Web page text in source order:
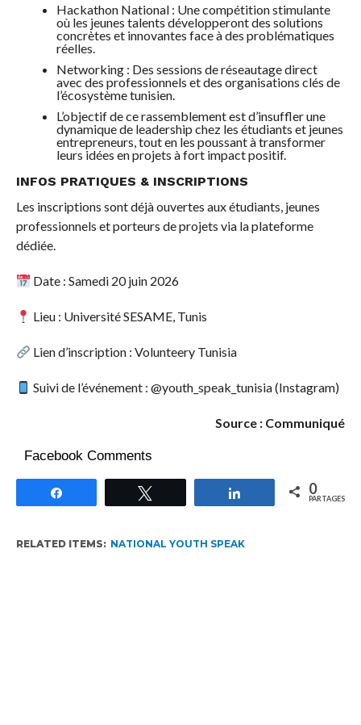
Hackathon National : Une compétition stimulante
où les jeunes talents développeront des solutions
concrètes et innovantes face à des problématiques
réelles.
Networking : Des sessions de réseautage direct
avec des professionnels et des organisations clés de
l’écosystème tunisien.
L’objectif de ce rassemblement est d’insuffler une
dynamique de leadership chez les étudiants et jeunes
entrepreneurs, tout en les poussant à transformer
leurs idées en projets à fort impact positif.
INFOS PRATIQUES & INSCRIPTIONS
Les inscriptions sont déjà ouvertes aux étudiants, jeunes
professionnels et porteurs de projets via la plateforme
dédiée.
Date : Samedi 20 juin 2026
Lieu : Université SESAME, Tunis
Lien d’inscription : Volunteery Tunisia
Suivi de l’événement : @youth_speak_tunisia (Instagram)
Source : Communiqué
Facebook Comments
Partagez 0
PARTAGES
RELATED ITEMS: NATIONAL YOUTH SPEAK